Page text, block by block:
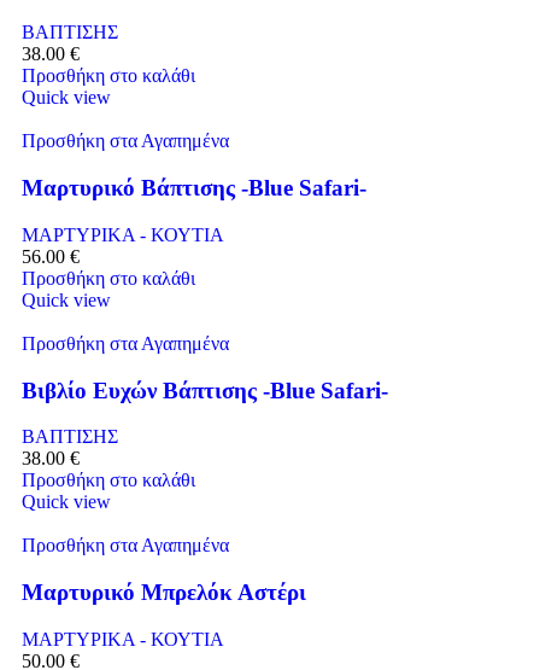
ΒΑΠΤΙΣΗΣ
38.00 €
Προσθήκη στο καλάθι
Quick view
Προσθήκη στα Αγαπημένα
Μαρτυρικό Βάπτισης -Blue Safari-
ΜΑΡΤΥΡΙΚΑ - ΚΟΥΤΙΑ
56.00 €
Προσθήκη στο καλάθι
Quick view
Προσθήκη στα Αγαπημένα
Βιβλίο Ευχών Βάπτισης -Blue Safari-
ΒΑΠΤΙΣΗΣ
38.00 €
Προσθήκη στο καλάθι
Quick view
Προσθήκη στα Αγαπημένα
Μαρτυρικό Μπρελόκ Αστέρι
ΜΑΡΤΥΡΙΚΑ - ΚΟΥΤΙΑ
50.00 €